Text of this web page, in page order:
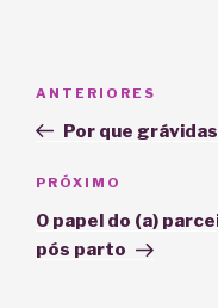
Post
Post
anterior
ANTERIORES
Por que
Próximo
post
PRÓXIMO
O papel do (a)
pós parto